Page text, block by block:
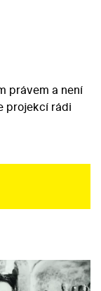
právem a není
projekcí rádi